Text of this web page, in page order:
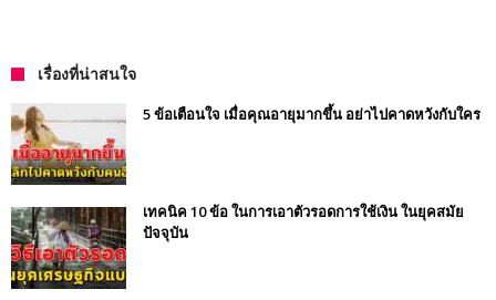
เรื่องที่น่าสนใจ
5 ข้อเตือนใจ เมื่อคุณอายุมากขึ้น อย่าไปคาดหวังกับใคร
เทคนิค 10 ข้อ ในการเอาตัวรอดการใช้เงิน ในยุคสมัย
ปัจจุบัน